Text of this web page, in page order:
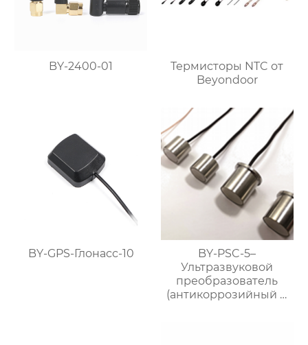
BY-2400-01
Термисторы NTC от
Beyondoor
BY-GPS-Глонасс-10
BY-PSC-5–
Ультразвуковой
преобразователь
(антикоррозийный и